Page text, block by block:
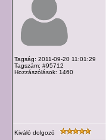
Tagság: 2011-09-20 11:01:29
Tagszám: #95712
Hozzászólások: 1460
Kiváló dolgozó